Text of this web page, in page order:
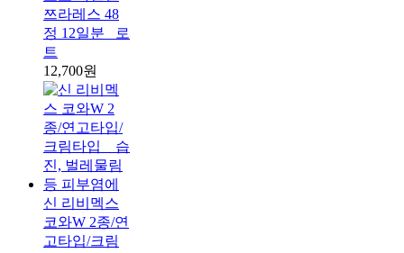
쯔라레스 48
정 12일분 _로
트
12,700원
신 리비멕스
코와W 2종/연
고타입/크림